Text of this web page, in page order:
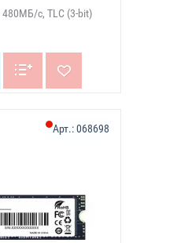
с, TLC (3-bit)
Арт.:068698